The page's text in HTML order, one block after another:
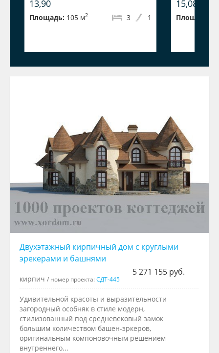
13,90
Площадь: 105 м2 1
3
15,08
Площадь:
Двухэтажный кирпичный дом с круглыми
эрекерами и башнями
5 271 155 руб.
кирпич / номер проекта:СДТ-445
Удивительной красоты и выразительности
загородный особняк в стиле модерн,
стилизованный под средневековый замок
большим количеством башен-эркеров,
оригинальным компоновочным решением
внутреннего...